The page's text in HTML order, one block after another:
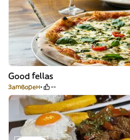
Good fellas
Затворен --